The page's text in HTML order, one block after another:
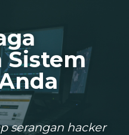
Sistem
serangan hacker